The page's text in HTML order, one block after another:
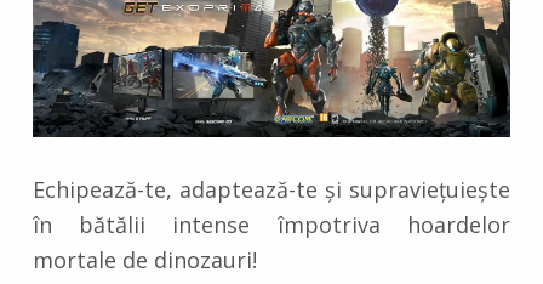
Echipează-te, adaptează-te și supraviețuiește
în bătălii intense împotriva hoardelor
mortale de dinozauri!